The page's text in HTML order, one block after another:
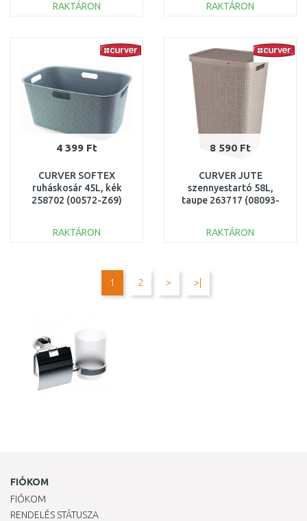
RAKTÁRON
Összehasonlítás
RAKTÁRON
Összehasonlítás
4 399 Ft
CURVER SOFTEX
ruháskosár 45L, kék
258702 (00572-Z69)
RAKTÁRON
8 590 Ft
CURVER JUTE
szennyestartó 58L,
taupe 263717 (08093-
RAKTÁRON
Összehasonlítás
1 2 > >|
FIÓKOM
FIÓKOM
RENDELÉS STÁTUSZA